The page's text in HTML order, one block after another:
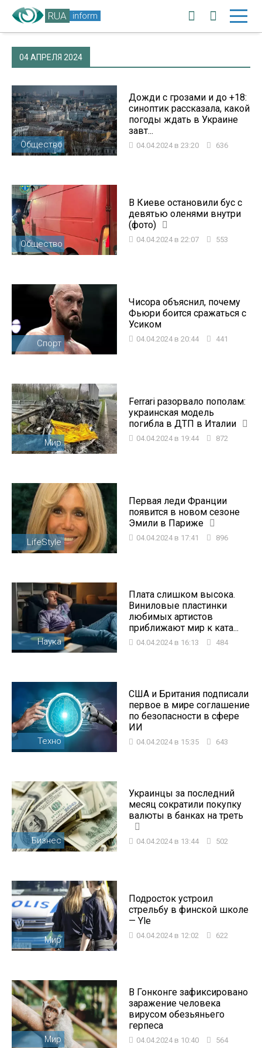
RUA inform
04 АПРЕЛЯ 2024
Общество
Дожди с грозами и до +18:
синоптик рассказала, какой
погоды ждать в Украине
завт...
04.04.2024 в 23:20 636
Общество
В Киеве остановили бус с
девятью оленями внутри
(фото)
04.04.2024 в 22:07 553
Спорт
Чисора объяснил, почему
Фьюри боится сражаться с
Усиком
04.04.2024 в 20:44 441
Мир
Ferrari разорвало пополам:
украинская модель
погибла в ДТП в Италии
04.04.2024 в 19:44 872
LifeStyle
Первая леди Франции
появится в новом сезоне
Эмили в Париже
04.04.2024 в 17:41 896
Наука
Плата слишком высока.
Виниловые пластинки
любимых артистов
приближают мир к ката...
04.04.2024 в 16:13 484
Техно
США и Британия подписали
первое в мире соглашение
по безопасности в сфере
ИИ
04.04.2024 в 15:35 643
Бизнес
Украинцы за последний
месяц сократили покупку
валюты в банках на треть
04.04.2024 в 13:44 502
Мир
Подросток устроил
стрельбу в финской школе
— Yle
04.04.2024 в 12:02 622
Мир
В Гонконге зафиксировано
заражение человека
вирусом обезьяньего
герпеса
04.04.2024 в 10:40 564